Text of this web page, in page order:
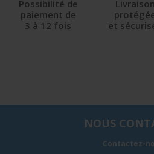
Possibilité de
paiement de
3 à 12 fois
Livraison
et
NOUS
Contactez-